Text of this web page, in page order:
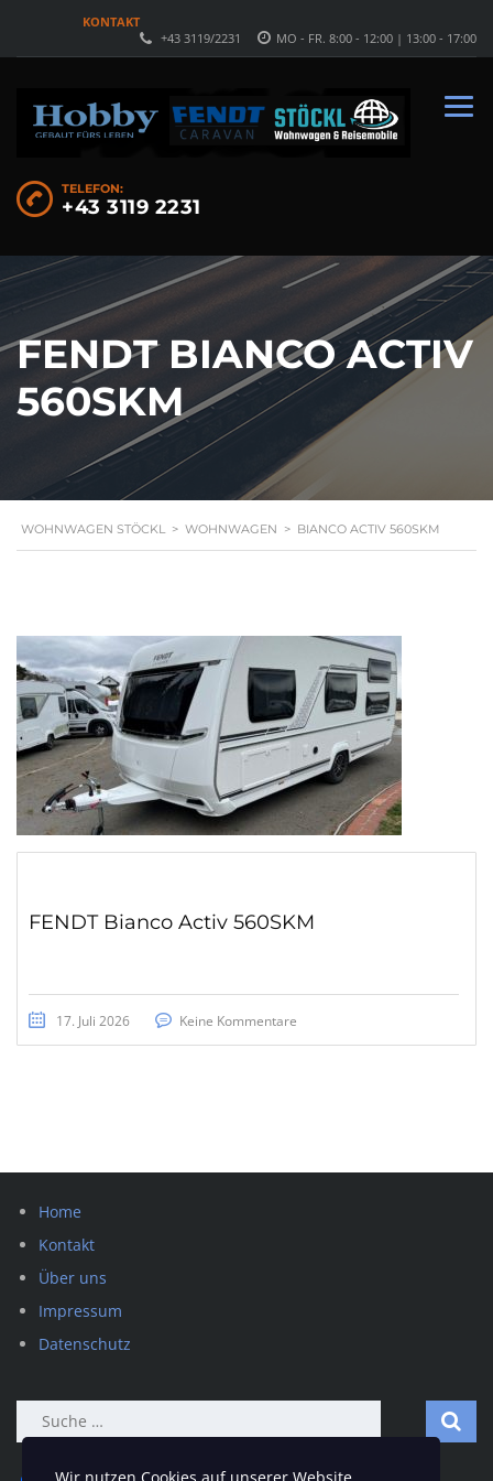
KONTAKT
MO - FR. 8:00 - 12:00 | 13:00 - 17:00
+43 3119/2231
TELEFON:
+43 3119 2231
FENDT BIANCO ACTIV
560SKM
WOHNWAGEN STÖCKL > WOHNWAGEN > BIANCO ACTIV 560SKM
FENDT Bianco Activ 560SKM
17. Juli 2026 Keine Kommentare
Home
Kontakt
Über uns
Impressum
Datenschutz
Suche
nach: